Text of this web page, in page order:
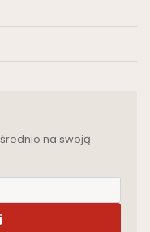
na swoją